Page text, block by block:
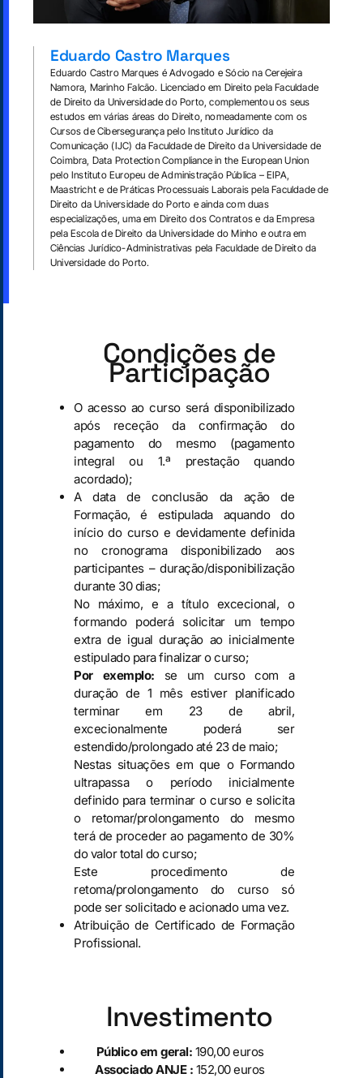
Eduardo Castro Marques
Eduardo Castro Marques é Advogado e Sócio na Cerejeira
Namora, Marinho Falcão. Licenciado em Direito pela Faculdade
de Direito da Universidade do Porto, complementou os seus
estudos em várias áreas do Direito, nomeadamente com os
Cursos de Cibersegurança pelo Instituto Jurídico da
Comunicação (IJC) da Faculdade de Direito da Universidade de
Coimbra, Data Protection Compliance in the European Union
pelo Instituto Europeu de Administração Pública – EIPA,
Maastricht e de Práticas Processuais Laborais pela Faculdade de
Direito da Universidade do Porto e ainda com duas
especializações, uma em Direito dos Contratos e da Empresa
pela Escola de Direito da Universidade do Minho e outra em
Ciências Jurídico-Administrativas pela Faculdade de Direito da
Universidade do Porto.
Condições de
Participação
O acesso ao curso será disponibilizado
após receção da confirmação do
pagamento do mesmo (pagamento
integral ou 1.ª prestação quando
acordado);
A data de conclusão da ação de
Formação, é estipulada aquando do
início do curso e devidamente definida
no cronograma disponibilizado aos
participantes – duração/disponibilização
durante 30 dias;
No máximo, e a título excecional, o
formando poderá solicitar um tempo
extra de igual duração ao inicialmente
estipulado para finalizar o curso;
Por exemplo: se um curso com a
duração de 1 mês estiver planificado
terminar em 23 de abril,
excecionalmente poderá ser
estendido/prolongado até 23 de maio;
Nestas situações em que o Formando
ultrapassa o período inicialmente
definido para terminar o curso e solicita
o retomar/prolongamento do mesmo
terá de proceder ao pagamento de 30%
do valor total do curso;
Este procedimento de
retoma/prolongamento do curso só
pode ser solicitado e acionado uma vez.
Atribuição de Certificado de Formação
Profissional.
Investimento
Público em geral: 190,00 euros
Associado ANJE : 152,00 euros